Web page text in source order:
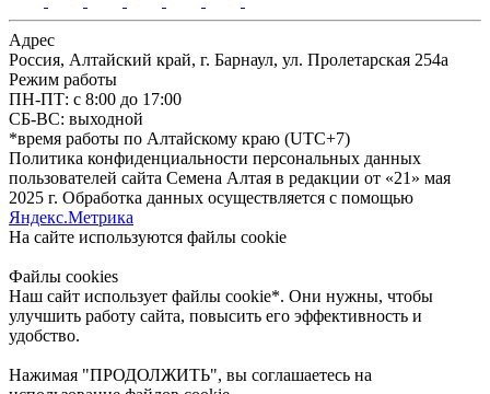
Адрес
Россия, Алтайский край, г. Барнаул, ул. Пролетарская 254а
Режим работы
ПН-ПТ: с 8:00 до 17:00
СБ-ВС: выходной
*время работы по Алтайскому краю (UTC+7)
Политика конфиденциальности персональных данных
пользователей сайта Семена Алтая в редакции от «21» мая
2025 г. Обработка данных осуществляется с помощью
Яндекс.Метрика
На сайте используются файлы сookie
Файлы cookies
Наш сайт использует файлы cookie*. Они нужны, чтобы
улучшить работу сайта, повысить его эффективность и
удобство.
Нажимая "ПРОДОЛЖИТЬ", вы соглашаетесь на